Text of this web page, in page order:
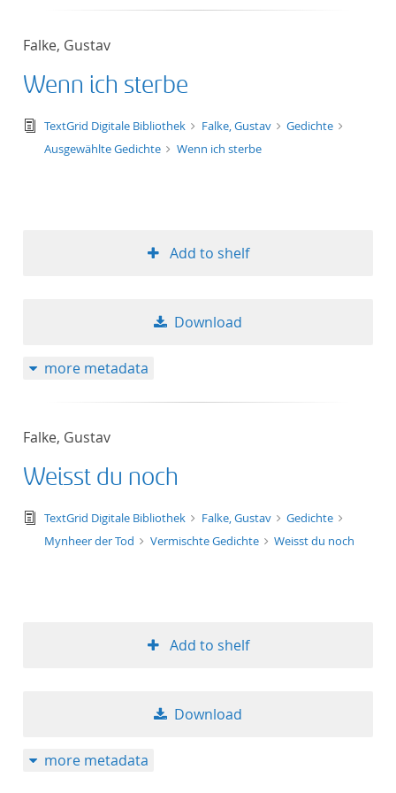
Falke, Gustav
Wenn ich sterbe
text/tg.edition+tg.aggregation+xml
TextGrid Digitale Bibliothek Falke, Gustav
Gedichte
Ausgewählte Gedichte
Wenn ich sterbe
Add to shelf
Download
more metadata
Falke, Gustav
Weisst du noch
text/tg.edition+tg.aggregation+xml
TextGrid Digitale Bibliothek Falke, Gustav
Gedichte
Mynheer der Tod
Vermischte Gedichte Weisst du noch
Add to shelf
Download
more metadata